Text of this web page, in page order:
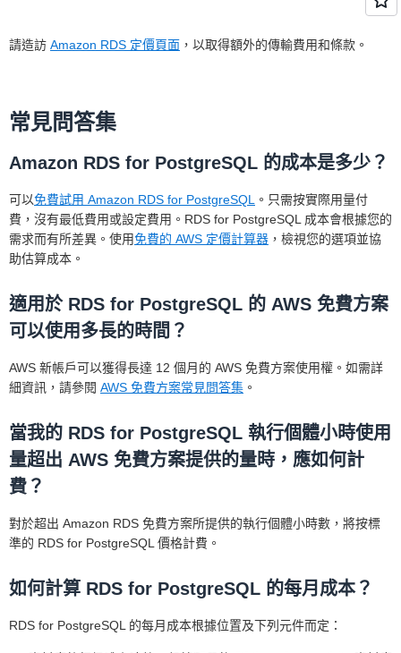
請造訪 Amazon RDS 定價頁面 ，以取得額外的傳輸費用和條款。
常見問答集
Amazon RDS for PostgreSQL 的成本是多少？
可以免費試用 Amazon RDS for PostgreSQL
。只需按實際用量付
費，沒有最低費用或設定費用。RDS for PostgreSQL 成本會根據您的
需求而有所差異。使用免費的 AWS 定價計算器 ，檢視您的選項並協
助估算成本。
適用於 RDS for PostgreSQL 的 AWS 免費方案
可以使用多長的時間？
AWS 新帳戶可以獲得長達 12 個月的 AWS 免費方案使用權。如需詳
細資訊，請參閱 AWS 免費方案常見問答集 。
當我的 RDS for PostgreSQL 執行個體小時使用
量超出 AWS 免費方案提供的量時，應如何計
費？
對於超出 Amazon RDS 免費方案所提供的執行個體小時數，將按標
準的 RDS for PostgreSQL 價格計費。
如何計算 RDS for PostgreSQL 的每月成本？
RDS for PostgreSQL 的每月成本根據位置及下列元件而定：